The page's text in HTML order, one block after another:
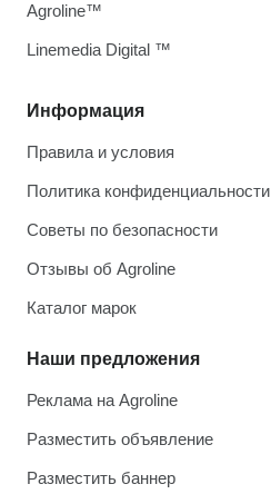
Информация
Правила и условия
Политика конфиденциальности
Советы по безопасности
Отзывы об Agroline
Каталог марок
Наши предложения
Реклама на Agroline
Разместить объявление
Разместить баннер
Agroline™
Linemedia Digital ™